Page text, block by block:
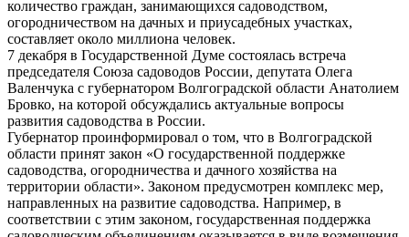
количество граждан, занимающихся садоводством,
огородничеством на дачных и приусадебных участках,
составляет около миллиона человек.
7 декабря в Государственной Думе состоялась встреча
председателя Союза садоводов России, депутата Олега
Валенчука с губернатором Волгоградской области Анатолием
Бровко, на которой обсуждались актуальные вопросы
развития садоводства в России.
Губернатор проинформировал о том, что в Волгоградской
области принят закон «О государственной поддержке
садоводства, огородничества и дачного хозяйства на
территории области». Законом предусмотрен комплекс мер,
направленных на развитие садоводства. Например, в
соответствии с этим законом, государственная поддержка